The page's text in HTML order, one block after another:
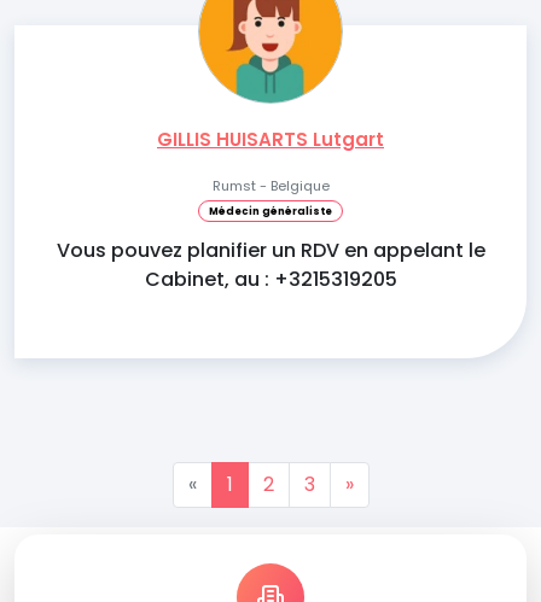
GILLIS HUISARTS Lutgart
Rumst - Belgique
Médecin généraliste
Vous pouvez planifier un RDV en appelant le
Cabinet, au : +3215319205
« 1 2 3 »